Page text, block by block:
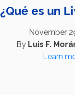
¿Qué es un
November
By Luis F.
Learn